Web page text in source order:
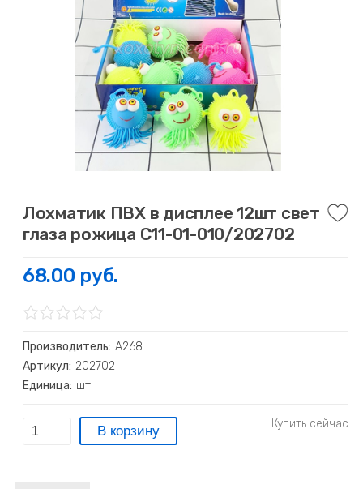
Лохматик ПВХ в дисплее 12шт свет
глаза рожица С11-01-010/202702
68.00 руб.
Производитель: А268
Артикул: 202702
Единица: шт.